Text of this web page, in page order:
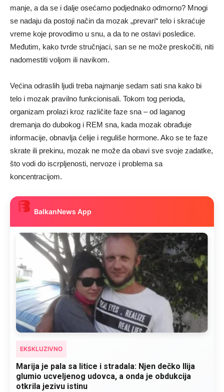
manje, a da se i dalje osećamo podjednako odmorno? Mnogi
se nadaju da postoji način da mozak „prevari“ telo i skraćuje
vreme koje provodimo u snu, a da to ne ostavi posledice.
Međutim, kako tvrde stručnjaci, san se ne može preskočiti, niti
nadomestiti voljom ili navikom.
Većina odraslih ljudi treba najmanje sedam sati sna kako bi
telo i mozak pravilno funkcionisali. Tokom tog perioda,
organizam prolazi kroz različite faze sna – od laganog
dremanja do dubokog i REM sna, kada mozak obrađuje
informacije, obnavlja ćelije i reguliše hormone. Ako se te faze
skrate ili prekinu, mozak ne može da obavi sve svoje zadatke,
što vodi do iscrpljenosti, nervoze i problema sa
koncentracijom.
BalkanNews App
EKSKLUZIVNO
Kad se Marin suprug razbolio ona ga kupala,
pelene mu mijenjala: Jedno jutro je poslao po
čokoladu..